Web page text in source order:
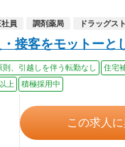
見る
和
門アドバイザーがご紹
社員 調剤薬局 ドラッグス
接客をモットーと
則、引越しを伴う転勤なし
住宅
上 積極採用中
この求人